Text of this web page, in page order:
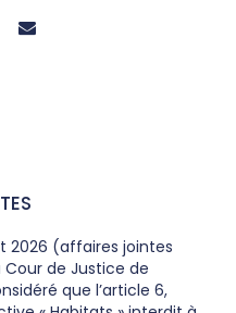
2026 (affaires jointes
Cour de Justice de
que l’article 6,